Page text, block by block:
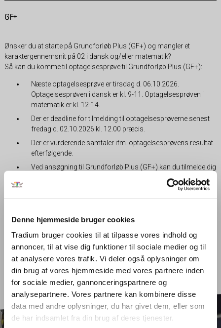
Denne hjemmeside bruger cookies
Tradium bruger cookies til at tilpasse vores indhold og
annoncer, til at vise dig funktioner til sociale medier og til
at analysere vores trafik. Vi deler også oplysninger om
din brug af vores hjemmeside med vores partnere inden
for sociale medier, gannonceringspartnere og
analysepartnere. Vores partnere kan kombinere disse
data med andre oplysninger, du har givet dem, eller som
de har indsamlet fra din brug af deres tjenester.
GF+
Ønsker du at starte på Grundforløb Plus (GF+) og mangler et
karaktergennemsnit på 02 i dansk og/eller matematik?
Så kan du komme til optagelsesprøve til Grundforløb Plus (GF+):
Næste optagelsesprøve er tirsdag d. 06.10.2026.
Optagelsesprøven i dansk er kl. 9-11. Optagelsesprøven i
matematik er kl. 12-14.
Der er deadline for tilmelding til optagelsesprøverne senest
fredag d. 02.10.2026 kl. 12.00 præcis.
Der er vurderende samtaler ifm. optagelsesprøvens resultat
efterfølgende.
Ved ansøgning til Grundforløb Plus (GF+) kan du tilmelde dig
Har du spørgsmål, er du altid velkommen til at kontakte Tradiums
HUSK: Du skal være tilmeldt en uddannelse på Tradium for at gå til